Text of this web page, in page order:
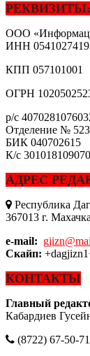
РЕКВИЗИТЫ:
ООО
ИНН 0541027419
КПП 057101001
ОГРН
р/с
Отделение №
БИК 040702615
К/с
АДРЕС
Республика
367013 г.
e-mail:
Скайп:
КОНТАКТЫ
Главный
Кабардиев
(8722) 67-50-71